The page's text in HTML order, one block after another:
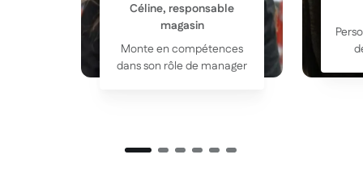
Céline, responsable
magasin
Monte en compétences
dans son rôle de manager